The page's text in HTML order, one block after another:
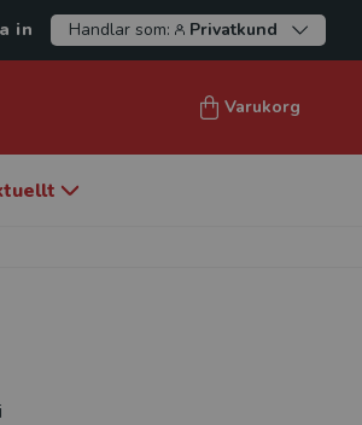
in Handlar som: Privatkund
Varukorg